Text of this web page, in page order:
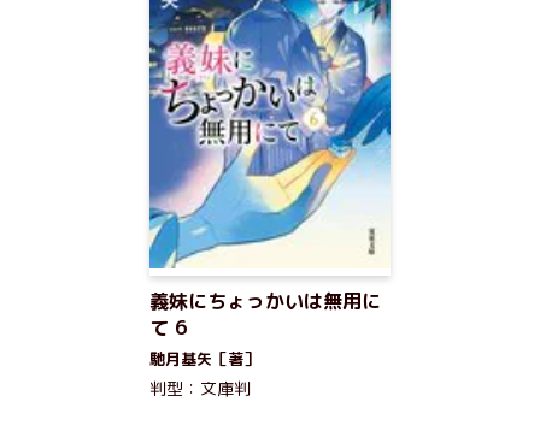
義妹にちょっかいは無用に
て 6
馳月基矢［著］
判型：文庫判